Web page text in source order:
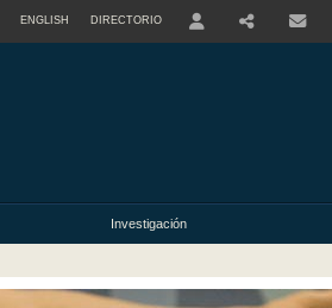
ENGLISH DIRECTORIO
Investigación